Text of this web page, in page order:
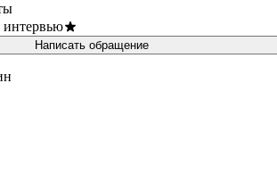
интервью
Написать обращение